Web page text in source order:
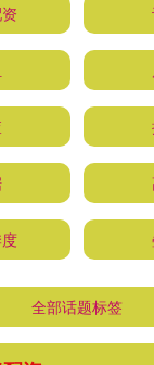
全部话题标签